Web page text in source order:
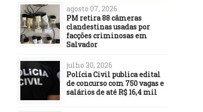
agosto 07, 2026
PM retira 88 câmeras
clandestinas usadas por
facções criminosas em
Salvador
julho 30, 2026
Polícia Civil publica edital
de concurso com 750 vagas e
salários de até R$ 16,4 mil